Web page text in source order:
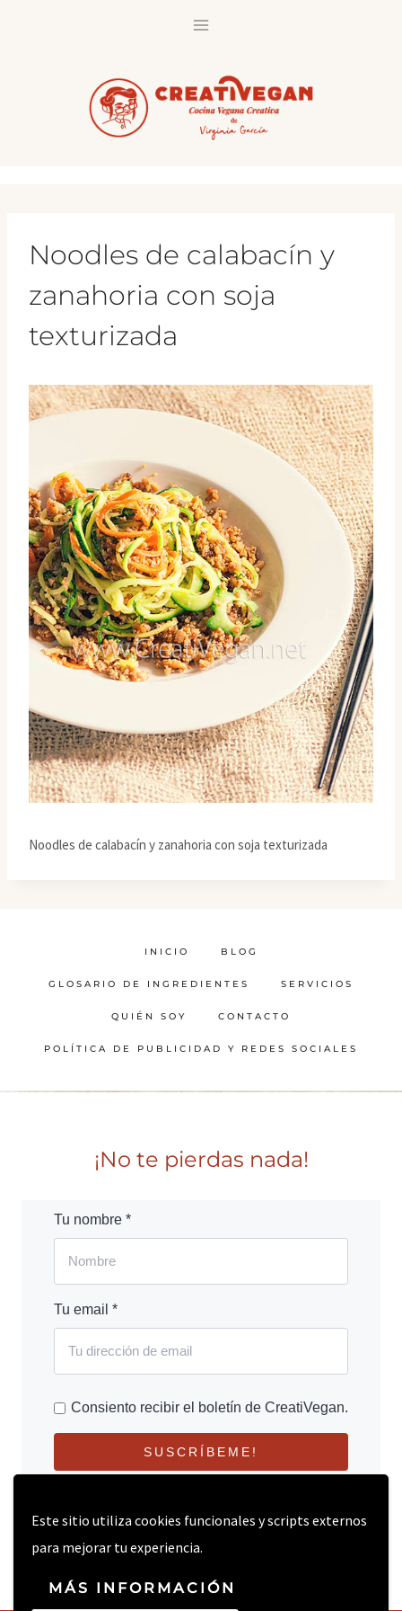
Este sitio utiliza cookies funcionales y scripts externos
para mejorar tu experiencia.
MÁS INFORMACIÓN
Noodles de calabacín y
zanahoria con soja
texturizada
Noodles de calabacín y zanahoria con soja texturizada
INICIO BLOG
GLOSARIO DE INGREDIENTES SERVICIOS
QUIÉN SOY CONTACTO
POLÍTICA DE PUBLICIDAD Y REDES SOCIALES
¡No te pierdas nada!
Tu nombre *
Tu email *
Consiento recibir el boletín de CreatiVegan.
SUSCRÍBEME!